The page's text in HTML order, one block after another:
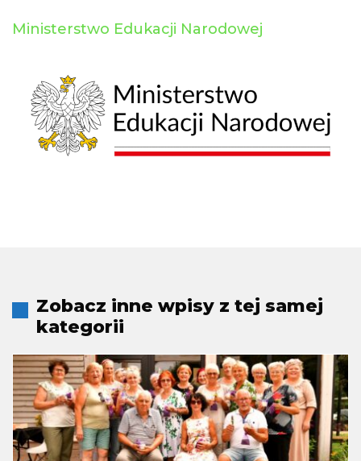
Ministerstwo Edukacji Narodowej
Zobacz inne wpisy z tej samej
kategorii